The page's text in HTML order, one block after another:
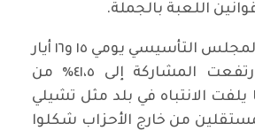
اللعبة بالجملة.
أجريت انتخابات المجلس التأسيسي يومي ١٥ و١٦ أيار
من عام ٢٠٢٠، وارتفعت المشاركة إلى ٤١،٥٪ من
يلفت الانتباه في بلد مثل تشيلي
من خارج الأحزاب شكلوا